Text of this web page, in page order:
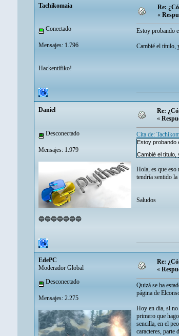
Tachikomaia
Conectado
Mensajes: 1.796
Hackentifiko!
Re:
«
Estoy probando
Cambié el título,
Danielㅤ
Desconectado
Mensajes: 1.979
🔵🔵🔵🔵🔵🔵🔵
Re:
«
Cita de:
Estoy probando
Cambié el título,
Hola, es que eso
tendría sentido la
Saludos
EdePC
Moderador Global
Desconectado
Mensajes: 2.275
Re:
«
Quizá se ha
página de
Hoy en día, si no
primero que
sencilla, en el
caracteres, parte